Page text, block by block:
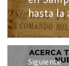
hasta la
Siguiente